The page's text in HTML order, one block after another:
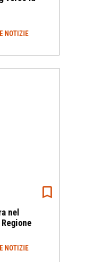
NOTIZIE
nel
NOTIZIE